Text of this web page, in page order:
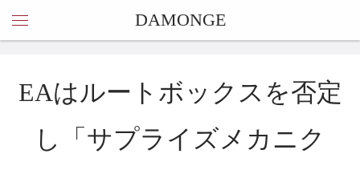
DAMONGE
EAはルートボックスを否定
し「サプライズメカニク